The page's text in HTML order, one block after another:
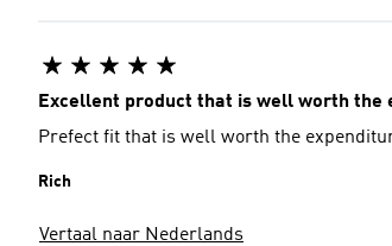
Excellent product that is well worth the
Prefect fit that is well worth the
Rich
Vertaal naar Nederlands